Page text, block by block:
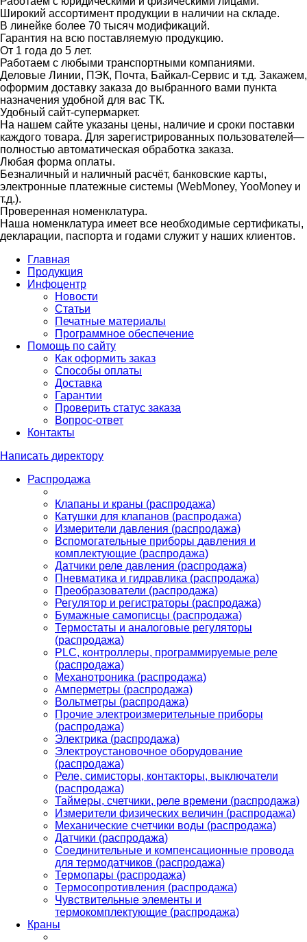
Широкий ассортимент продукции в наличии на складе.
В линейке более 70 тысяч модификаций.
Гарантия на всю поставляемую продукцию.
От 1 года до 5 лет.
Работаем с любыми транспортными компаниями.
Деловые Линии, ПЭК, Почта, Байкал-Сервис и т.д. Закажем,
оформим доставку заказа до выбранного вами пункта
назначения удобной для вас ТК.
Удобный сайт-супермаркет.
На нашем сайте указаны цены, наличие и сроки поставки
каждого товара. Для зарегистрированных пользователей—
полностью автоматическая обработка заказа.
Любая форма оплаты.
Безналичный и наличный расчёт, банковские карты,
электронные платежные системы (WebMoney, YooMoney и
т.д.).
Проверенная номенклатура.
Наша номенклатура имеет все необходимые сертификаты,
декларации, паспорта и годами служит у наших клиентов.
Главная
Продукция
Инфоцентр
Новости
Статьи
Печатные материалы
Программное обеспечение
Помощь по сайту
Как оформить заказ
Способы оплаты
Доставка
Гарантии
Проверить статус заказа
Вопрос-ответ
Контакты
Написать директору
Распродажа
Клапаны и краны (распродажа)
Катушки для клапанов (распродажа)
Измерители давления (распродажа)
Вспомогательные приборы давления и
комплектующие (распродажа)
Датчики реле давления (распродажа)
Пневматика и гидравлика (распродажа)
Преобразователи (распродажа)
Регулятор и регистраторы (распродажа)
Бумажные самописцы (распродажа)
Термостаты и аналоговые регуляторы
(распродажа)
PLС, контроллеры, программируемые реле
(распродажа)
Механотроника (распродажа)
Амперметры (распродажа)
Вольтметры (распродажа)
Прочие электроизмерительные приборы
(распродажа)
Электрика (распродажа)
Электроустановочное оборудование
(распродажа)
Реле, симисторы, контакторы, выключатели
(распродажа)
Таймеры, счетчики, реле времени (распродажа)
Измерители физических величин (распродажа)
Механические счетчики воды (распродажа)
Датчики (распродажа)
Соединительные и компенсационные провода
для термодатчиков (распродажа)
Термопары (распродажа)
Термосопротивления (распродажа)
Чувствительные элементы и
термокомплектующие (распродажа)
Краны